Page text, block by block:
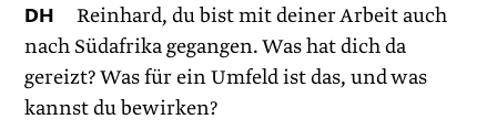
DH Reinhard, du bist mit deiner Arbeit auch
nach Südafrika gegangen. Was hat dich da
gereizt? Was für ein Umfeld ist das, und was
kannst du bewirken?